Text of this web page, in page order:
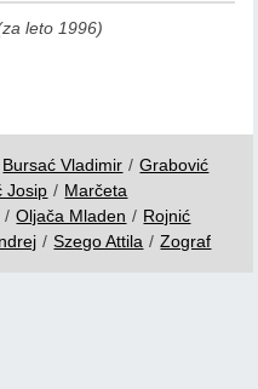
leto 1996)
Bursać Vladimir / Grabović
Josip / Marčeta
/ Oljača Mladen / Rojnić
/ Szego Attila / Zograf